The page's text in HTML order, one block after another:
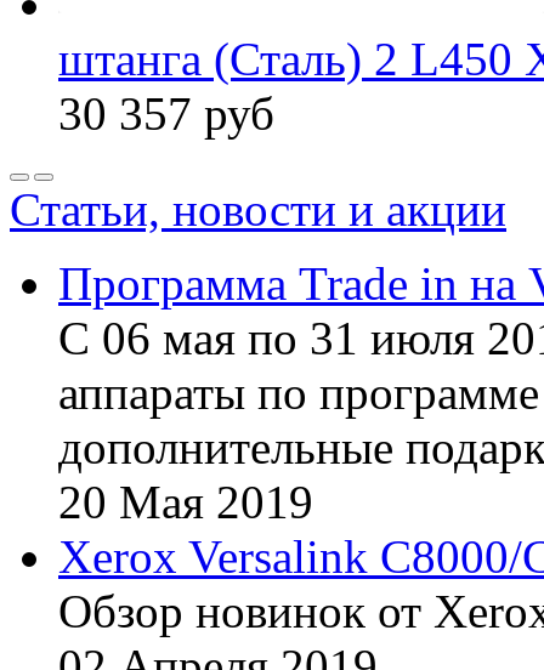
штанга (Сталь) 2 L450
30 357 руб
Статьи, новости и акции
Программа Trade in на
С 06 мая по 31 июля
аппараты по
дополнительные
20 Мая 2019
Xerox Versalink C8000/
Обзор новинок от